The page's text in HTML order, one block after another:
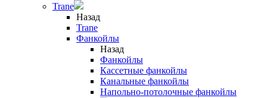
Trane
Назад
Trane
Фанкойлы
Назад
Фанкойлы
Кассетные фанкойлы
Канальные фанкойлы
Напольно-потолочные фанкойлы